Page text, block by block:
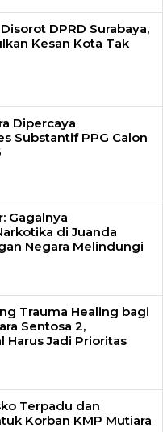
DPRD Surabaya,
Kesan Kota Tak
Dipercaya
Substantif PPG Calon
Gagalnya
di Juanda
Negara Melindungi
Trauma Healing bagi
Sentosa 2,
Harus Jadi Prioritas
Terpadu dan
Korban KMP Mutiara